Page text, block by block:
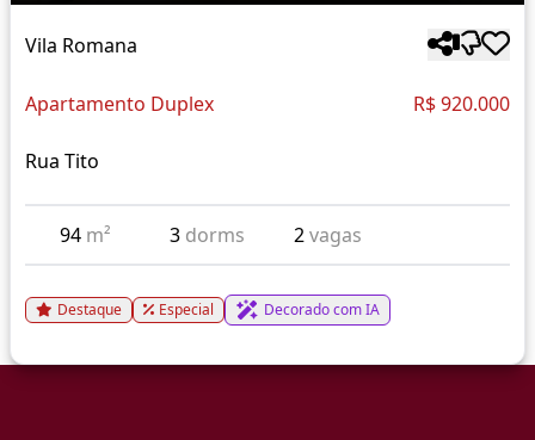
Vila Romana
Apartamento Duplex R$ 920.000
Rua Tito
94 m² 3 dorms 2vagas
Destaque Especial Decorado com IA